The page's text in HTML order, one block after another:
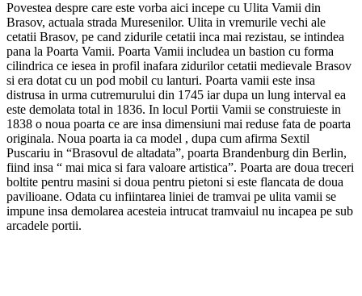
Povestea despre care este vorba aici incepe cu Ulita Vamii din
Brasov, actuala strada Muresenilor. Ulita in vremurile vechi ale
cetatii Brasov, pe cand zidurile cetatii inca mai rezistau, se intindea
pana la Poarta Vamii. Poarta Vamii includea un bastion cu forma
cilindrica ce iesea in profil inafara zidurilor cetatii medievale Brasov
si era dotat cu un pod mobil cu lanturi. Poarta vamii este insa
distrusa in urma cutremurului din 1745 iar dupa un lung interval ea
este demolata total in 1836. In locul Portii Vamii se construieste in
1838 o noua poarta ce are insa dimensiuni mai reduse fata de poarta
originala. Noua poarta ia ca model , dupa cum afirma Sextil
Puscariu in “Brasovul de altadata”, poarta Brandenburg din Berlin,
fiind insa “ mai mica si fara valoare artistica”. Poarta are doua treceri
boltite pentru masini si doua pentru pietoni si este flancata de doua
pavilioane. Odata cu infiintarea liniei de tramvai pe ulita vamii se
impune insa demolarea acesteia intrucat tramvaiul nu incapea pe sub
arcadele portii.